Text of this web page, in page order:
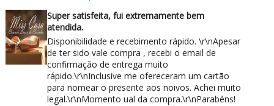
Super satisfeita, fui extremamente bem
atendida.
Disponibilidade e recebimento rápido. \r\nApesar
de ter sido vale compra , recebi o email de
confirmação de entrega muito
rápido.\r\nInclusive me ofereceram um cartão
para nomear o presente aos noivos. Achei muito
legal.\r\nMomento ual da compra.\r\nParabéns!